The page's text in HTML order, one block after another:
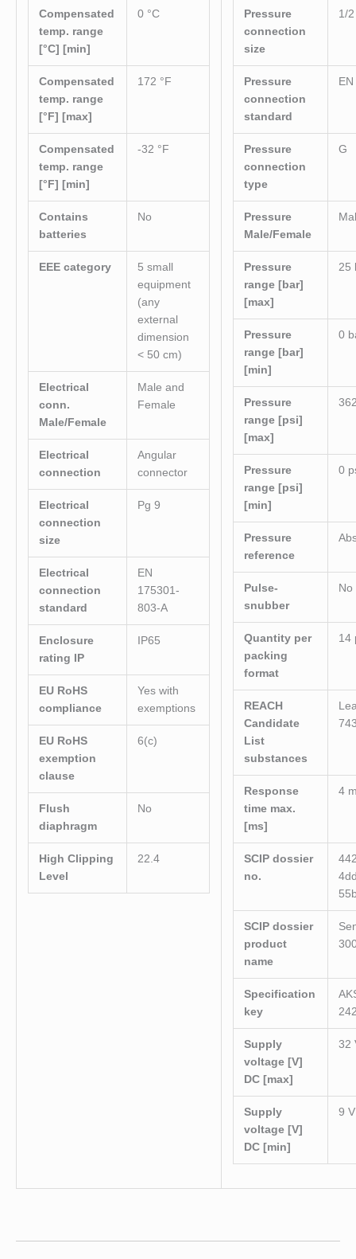
Compensated
temp. range
[°C] [min]
0 °C
Compensated
temp. range
[°F] [max]
172 °F
Compensated
temp. range
[°F] [min]
-32 °F
Contains
batteries
No
EEE category
5 small
equipment
(any
external
dimension
< 50 cm)
Electrical
conn.
Male/Female
Male and
Female
Electrical
connection
Angular
connector
Electrical
connection
size
Pg 9
Electrical
connection
standard
EN
175301-
803-A
Enclosure
rating IP
IP65
EU RoHS
compliance
Yes with
exemptions
EU RoHS
exemption
clause
6(c)
Flush
diaphragm
No
High Clipping
Level
22.4
Pressure
connection
size
1/2
Pressure
connection
standard
Pressure
connection
type
G
Pressure
Male/Female
Pressure
range [bar]
[max]
25
Pressure
range [bar]
[min]
0
Pressure
range [psi]
[max]
Pressure
range [psi]
[min]
0
Pressure
reference
Pulse-
snubber
No
Quantity per
packing
format
14
REACH
Candidate
List
substances
Response
time max.
[ms]
4
SCIP dossier
no.
SCIP dossier
product
name
Specification
key
Supply
voltage [V]
DC [max]
32
Supply
voltage [V]
DC [min]
9 V